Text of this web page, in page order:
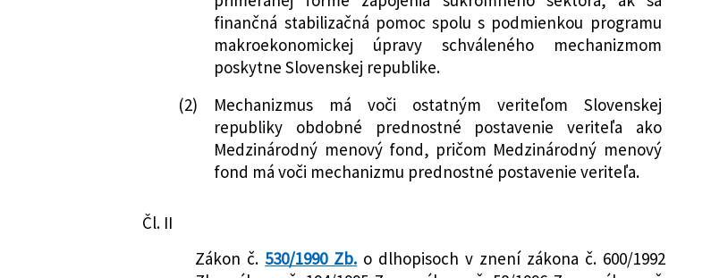
finančná stabilizačná pomoc spolu s podmienkou programu
makroekonomickej úpravy schváleného mechanizmom
poskytne Slovenskej republike.
(2)
Mechanizmus má voči ostatným veriteľom Slovenskej
republiky obdobné prednostné postavenie veriteľa ako
Medzinárodný menový fond, pričom Medzinárodný menový
fond má voči mechanizmu prednostné postavenie veriteľa.
Čl. II
Zákon č. 530/1990 Zb. o dlhopisoch v znení zákona č. 600/1992